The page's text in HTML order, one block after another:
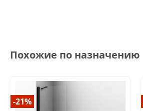
Похожие по назначению
-21%